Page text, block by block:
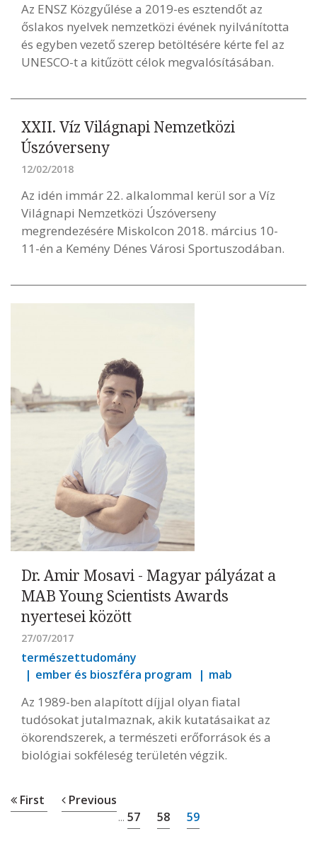
Az ENSZ Közgyűlése a 2019-es esztendőt az
őslakos nyelvek nemzetközi évének nyilvánította
és egyben vezető szerep betöltésére kérte fel az
UNESCO-t a kitűzött célok megvalósításában.
XXII. Víz Világnapi Nemzetközi
Úszóverseny
12/02/2018
Az idén immár 22. alkalommal kerül sor a Víz
Világnapi Nemzetközi Úszóverseny
megrendezésére Miskolcon 2018. március 10-
11-én a Kemény Dénes Városi Sportuszodában.
Dr. Amir Mosavi - Magyar pályázat a
MAB Young Scientists Awards
nyertesei között
27/07/2017
természettudomány
ember és bioszféra program
mab
Az 1989-ben alapított díjjal olyan fiatal
tudósokat jutalmaznak, akik kutatásaikat az
ökorendszerek, a természeti erőforrások és a
biológiai sokféleség területén végzik.
First Previous
... 57 58 59